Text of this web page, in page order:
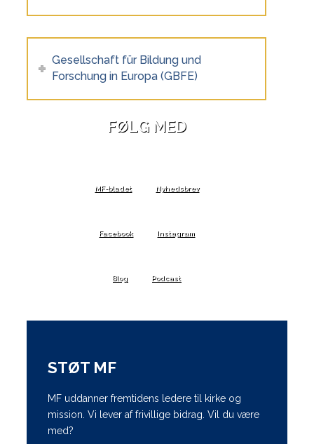
Gesellschaft für Bildung und
Forschung in Europa (GBFE)
FØLG MED
MF-bladet Nyhedsbrev
Facebook Instagram
Blog Podcast
STØT MF
MF uddanner fremtidens ledere til kirke og
mission. Vi lever af frivillige bidrag. Vil du være
med?